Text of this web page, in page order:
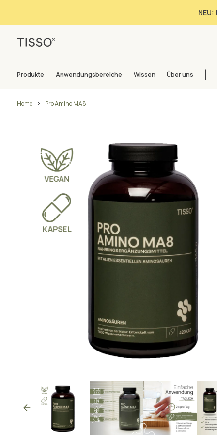
Produkte Anwendungsbereiche Wissen Über uns
Home Pro Amino MA8